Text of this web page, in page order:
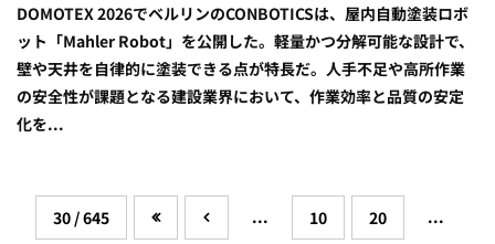
DOMOTEX 2026でベルリンのCONBOTICSは、屋内自動塗装ロボ
ット「Mahler Robot」を公開した。軽量かつ分解可能な設計で、
壁や天井を自律的に塗装できる点が特長だ。人手不足や高所作業
の安全性が課題となる建設業界において、作業効率と品質の安定
化を...
30 / 645 ... 10 20 ...